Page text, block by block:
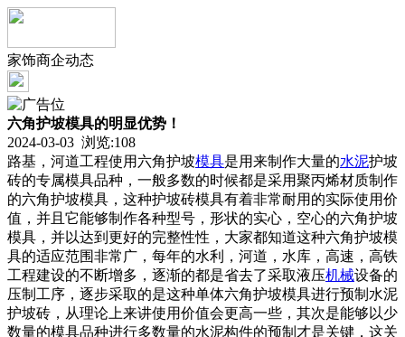
家饰商企动态
六角护坡模具的明显优势！
2024-03-03 浏览:108
路基，河道工程使用六角护坡模具是用来制作大量的水泥护坡
砖的专属模具品种，一般多数的时候都是采用聚丙烯材质制作
的六角护坡模具，这种护坡砖模具有着非常耐用的实际使用价
值，并且它能够制作各种型号，形状的实心，空心的六角护坡
模具，并以达到更好的完整性性，大家都知道这种六角护坡模
具的适应范围非常广，每年的水利，河道，水库，高速，高铁
工程建设的不断增多，逐渐的都是省去了采取液压机械设备的
压制工序，逐步采取的是这种单体六角护坡模具进行预制水泥
护坡砖，从理论上来讲使用价值会更高一些，其次是能够以少
数量的模具品种进行多数量的水泥构件的预制才是关键，这关